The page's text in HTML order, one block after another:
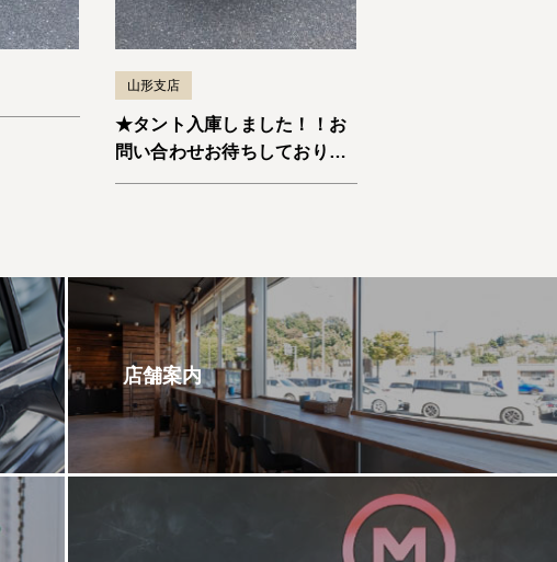
山形支店
★タント入庫しました！！お
問い合わせお待ちしておりま
す。★
店舗案内